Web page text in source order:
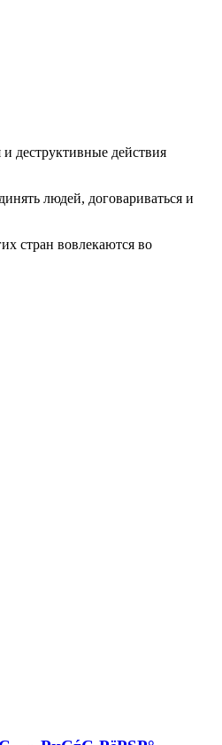
деструктивные действия
людей, договариваться и
стран вовлекаются во